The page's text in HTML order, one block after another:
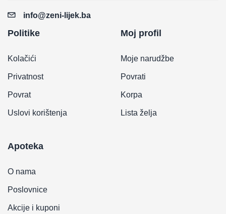
info@zeni-lijek.ba
Politike
Kolačići
Privatnost
Povrat
Uslovi korištenja
Moj profil
Moje narudžbe
Povrati
Korpa
Lista želja
Apoteka
O nama
Poslovnice
Akcije i kuponi